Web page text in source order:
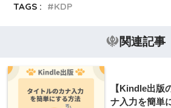
TAGS :
KDP
関連記事
【Kindle出版
ナ入力を簡単